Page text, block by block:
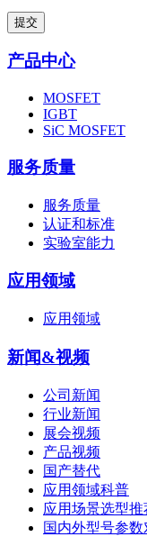
提交
产品中心
MOSFET
IGBT
SiC MOSFET
服务质量
服务质量
认证和标准
实验室能力
应用领域
应用领域
新闻&视频
公司新闻
行业新闻
展会视频
产品视频
国产替代
应用领域科普
应用场景选型推
国内外型号参